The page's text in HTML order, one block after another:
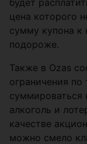
будет
цена которого
сумму купона к
подороже.
Также в Ozas
ограничения
суммироваться
алкоголь и
качестве
можно смело